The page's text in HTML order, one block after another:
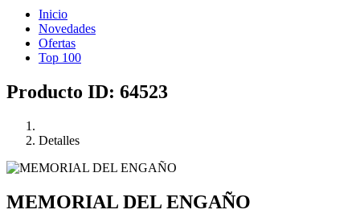
Inicio
Novedades
Ofertas
Top 100
Producto ID: 64523
Detalles
MEMORIAL DEL ENGAÑO